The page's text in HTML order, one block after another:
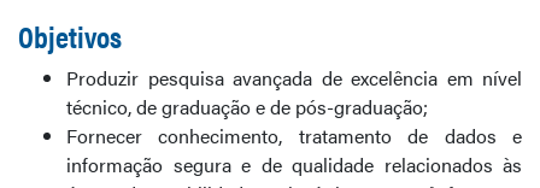
Objetivos
Produzir pesquisa avançada de excelência em nível
técnico, de graduação e de pós-graduação;
Fornecer conhecimento, tratamento de dados e
informação segura e de qualidade relacionados às